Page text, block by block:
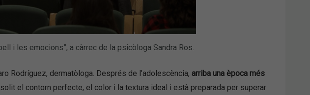
i les emocions”, a càrrec de la psicòloga Sandra Ros.
Rodríguez, dermatòloga. Després de l’adolescència, arriba una època més
el contorn perfecte, el color i la textura ideal i està preparada per superar